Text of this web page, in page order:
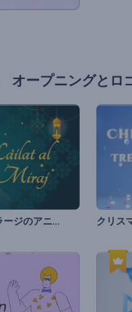
オープニングとロ
ライラート・アル・ミラージのアニメーション